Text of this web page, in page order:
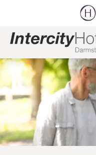
Sklíčko 1 z 1